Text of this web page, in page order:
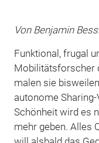
Von Benjamin
Funktional, frugal
Mobilitätsforscher
malen sie
autonome
Schönheit wird es
mehr geben. Alles